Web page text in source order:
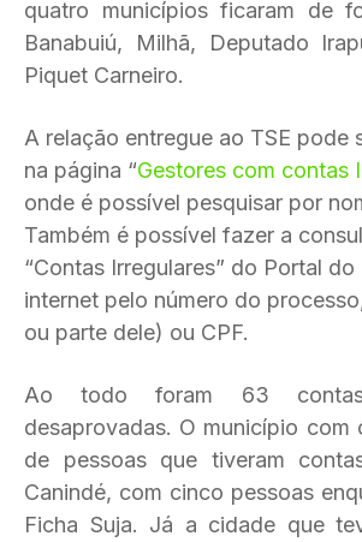
quatro municípios ficaram de
Banabuiú, Milhã, Deputado
Piquet Carneiro.
A relação entregue ao TSE pode
na página “Gestores com contas
onde é possível pesquisar por
Também é possível fazer a
“Contas Irregulares” do Portal do
internet pelo número do
ou parte dele) ou CPF.
Ao todo foram 63
desaprovadas. O município com
de pessoas que tiveram
Canindé, com cinco pessoas
Ficha Suja. Já a cidade que